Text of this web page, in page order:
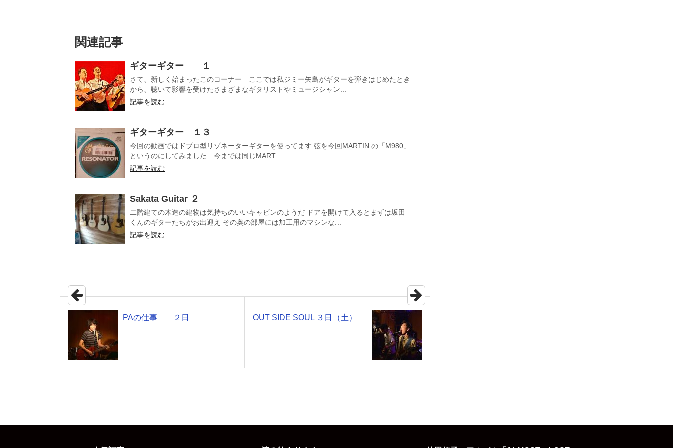
関連記事
ギターギター １
さて、新しく始まったこのコーナー ここでは私ジミー矢島がギターを弾きはじめたとき
から、聴いて影響を受けたさまざまなギタリストやミュージシャン...
記事を読む
ギターギター １３
今回の動画ではドブロ型リゾネーターギターを使ってます 弦を今回MARTIN の「M980」
というのにしてみました 今までは同じMART...
記事を読む
Sakata Guitar ２
二階建ての木造の建物は気持ちのいいキャビンのようだ ドアを開けて入るとまずは坂田
くんのギターたちがお出迎え その奥の部屋には加工用のマシンな...
記事を読む
PAの仕事 ２日 OUT SIDE SOUL ３日（土）